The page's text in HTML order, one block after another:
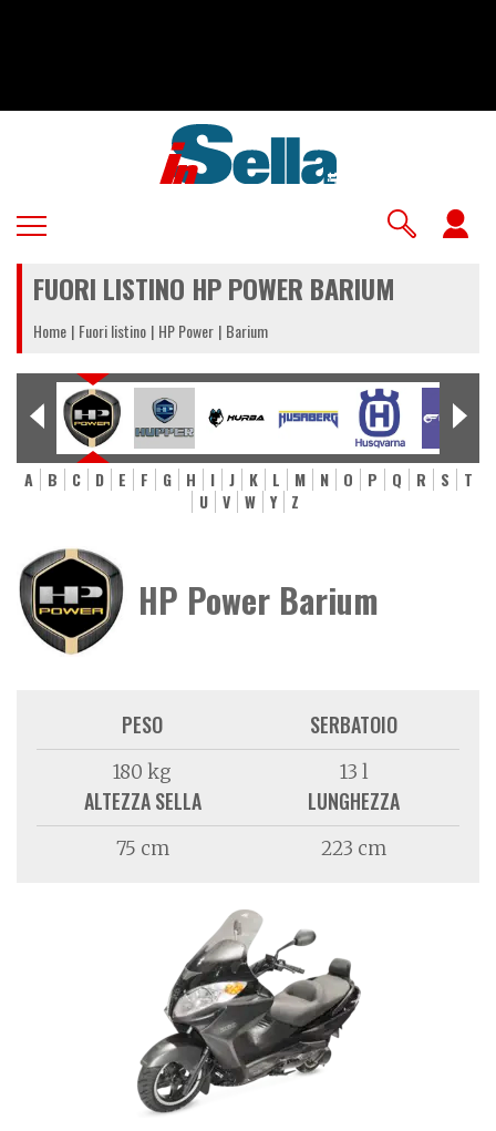
FUORI LISTINO HP POWER BARIUM
Home Fuori listino HP Power Barium
A B C D E F G H I J K L M N O P Q R S
T
U
V W Y Z
HP Power Barium
PESO
180 kg
SERBATOIO
13 l
ALTEZZA SELLA
75 cm
LUNGHEZZA
223 cm